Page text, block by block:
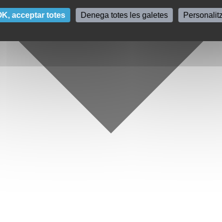
acceptar totes Denega totes les galetes